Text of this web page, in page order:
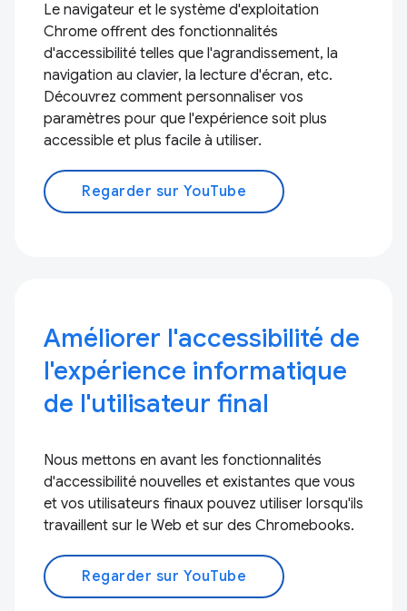
Le navigateur et le système d'exploitation
Chrome offrent des fonctionnalités
d'accessibilité telles que l'agrandissement, la
navigation au clavier, la lecture d'écran, etc.
Découvrez comment personnaliser vos
paramètres pour que l'expérience soit plus
accessible et plus facile à utiliser.
Regarder sur YouTube
Améliorer l'accessibilité de
l'expérience informatique
de l'utilisateur final
Nous mettons en avant les fonctionnalités
d'accessibilité nouvelles et existantes que vous
et vos utilisateurs finaux pouvez utiliser lorsqu'ils
travaillent sur le Web et sur des Chromebooks.
Regarder sur YouTube